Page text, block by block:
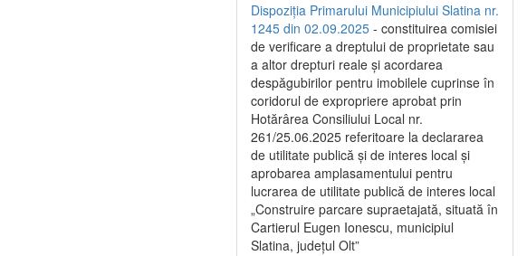
Dispoziția Primarului Municipiului Slatina nr.
1245 din 02.09.2025 - constituirea comisiei
de verificare a dreptului de proprietate sau
a altor drepturi reale și acordarea
despăgubirilor pentru imobilele cuprinse în
coridorul de expropriere aprobat prin
Hotărârea Consiliului Local nr.
261/25.06.2025 referitoare la declararea
de utilitate publică și de interes local și
aprobarea amplasamentului pentru
lucrarea de utilitate publică de interes local
„Construire parcare supraetajată, situată în
Cartierul Eugen Ionescu, municipiul
Slatina, județul Olt”